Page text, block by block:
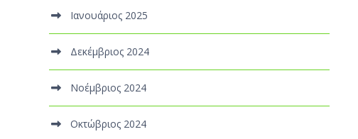
Ιανουάριος 2025
Δεκέμβριος 2024
Νοέμβριος 2024
Οκτώβριος 2024